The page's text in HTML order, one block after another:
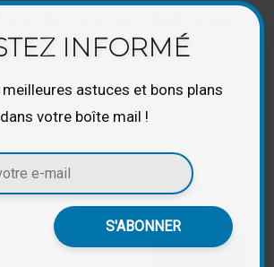
photo illimité et Twitch Prime. Une
INFORMÉ
meilleures astuces et bons plans
votre boîte mail !